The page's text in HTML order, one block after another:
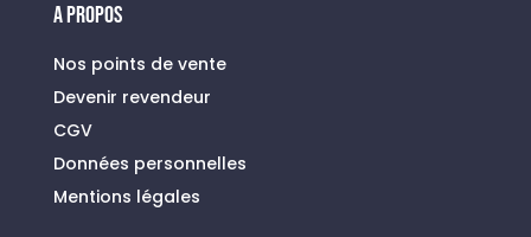
A PROPOS
Nos points de vente
Devenir revendeur
CGV
Données personnelles
Mentions légales